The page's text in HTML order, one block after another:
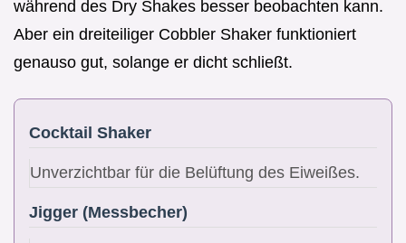
während des Dry Shakes besser beobachten kann.
Aber ein dreiteiliger Cobbler Shaker funktioniert
genauso gut, solange er dicht schließt.
Cocktail Shaker
Unverzichtbar für die Belüftung des Eiweißes.
Jigger (Messbecher)